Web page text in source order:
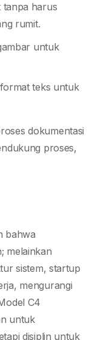
tanpa harus
rumit.
untuk
teks untuk
dokumentasi
proses,
bahwa
melainkan
sistem, startup
mengurangi
C4
untuk
disiplin untuk